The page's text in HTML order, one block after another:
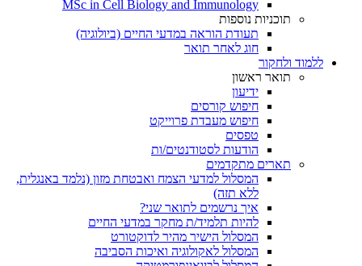
MSc in Cell Biology and Immunology
תוכניות נוספות
תעודת הוראה במדעי החיים (ביולוגיה)
חוג לאחר תואר
ללמוד ולחקור
תואר ראשון
ידיעון
חיפוש קורסים
חיפוש מעבדת פרוייקט
טפסים
הודעות לסטודנטים/ות
תארים מתקדמים
המסלול למדעי הצמח ואבטחת מזון (נלמד באנגלית,
ללא תזה)
איך נרשמים לתואר שני?
להיות תלמיד/ת מחקר במדעי החיים
המסלול הישיר מהיר לדוקטורט
המסלול לאקולוגיה ואיכות הסביבה